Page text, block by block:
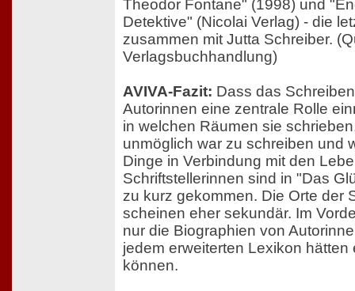
Theodor Fontane" (1998) und
Detektive" (Nicolai Verlag) - die
zusammen mit Jutta Schreiber.
Verlagsbuchhandlung)
AVIVA-Fazit: Dass das
Autorinnen eine zentrale Rolle
in welchen Räumen sie
unmöglich war zu schreiben und
Dinge in Verbindung mit den
Schriftstellerinnen sind in "Das
zu kurz gekommen. Die Orte der
scheinen eher sekundär. Im
nur die Biographien von
jedem erweiterten Lexikon
können.